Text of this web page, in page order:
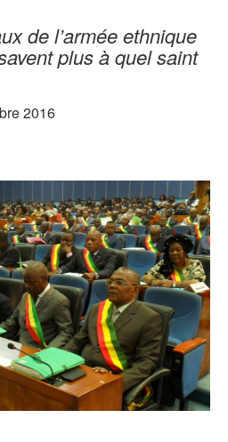
de l’armée ethnique
plus à quel saint
2016